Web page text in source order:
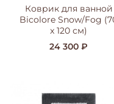
Коврик для ванной
Bicolore Snow/Fog
x 120 см)
24 300 ₽